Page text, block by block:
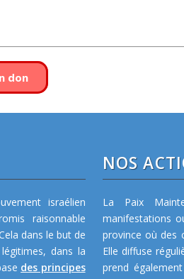
don
israélien
raisonnable
dans le but de
dans la
des principes
NOS
La Paix
manifestations
province où des
Elle diffuse
prend